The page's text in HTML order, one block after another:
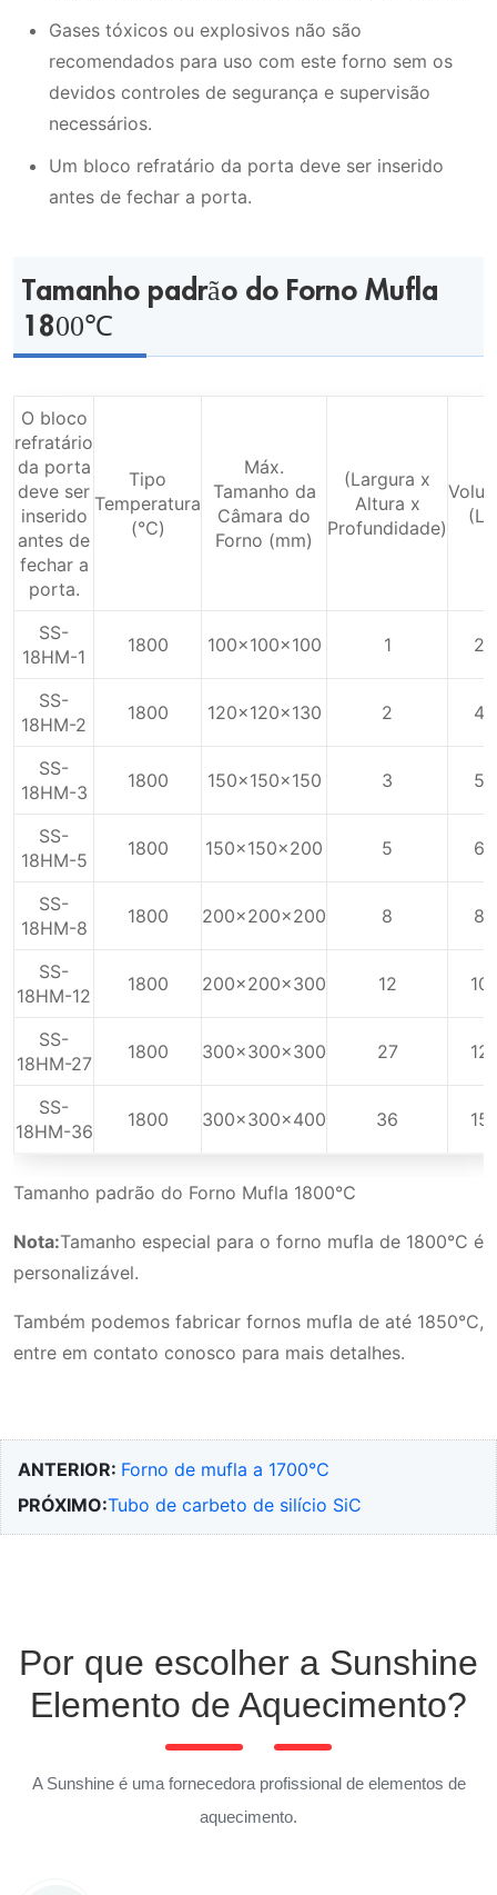
Gases tóxicos ou explosivos não são
recomendados para uso com este forno sem os
devidos controles de segurança e supervisão
necessários.
Um bloco refratário da porta deve ser inserido
antes de fechar a porta.
Tamanho padrão do Forno Mufla
1800℃
O bloco
refratário
da porta
deve ser
inserido
antes de
fechar a
porta.
Tipo
Temperatura
(℃)
Máx.
Tamanho da
Câmara do
Forno (mm)
(Largura x
Altura x
Profundidade)
(L)
SS-
18HM-1
1800 100x100x100 1 2
SS-
18HM-2
1800 120x120x130 2 4
SS-
18HM-3
1800 150x150x150 3 5
SS-
18HM-5
1800 150x150x200 5 6
SS-
18HM-8
1800 200x200x200 8 8
SS-
18HM-12
1800 200x200x300 12 10
SS-
18HM-27
1800 300x300x300 27 12
SS-
18HM-36
1800 300x300x400 36 15
Tamanho padrão do Forno Mufla 1800℃
Nota:Tamanho especial para o forno mufla de 1800°C é
personalizável.
Também podemos fabricar fornos mufla de até 1850°C,
entre em contato conosco para mais detalhes.
ANTERIOR: Forno de mufla a 1700℃
PRÓXIMO:Tubo de carbeto de silício SiC
Por que escolher a Sunshine
Elemento de Aquecimento?
A Sunshine é uma fornecedora profissional de elementos de
aquecimento.